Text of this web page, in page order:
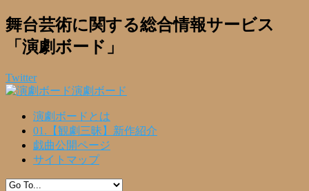
舞台芸術に関する総合情報サービス
「演劇ボード」
Twitter
演劇ボード
演劇ボードとは
01.【観劇三昧】新作紹介
戯曲公開ページ
サイトマップ